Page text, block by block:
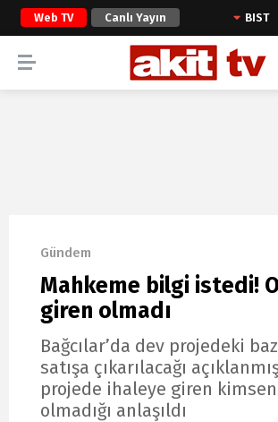
Web TV Canlı Yayın BIST
Gündem
Mahkeme bilgi istedi!
giren olmadı
Bağcılar’da dev projedeki
satışa çıkarılacağı
projede ihaleye giren
olmadığı anlaşıldı